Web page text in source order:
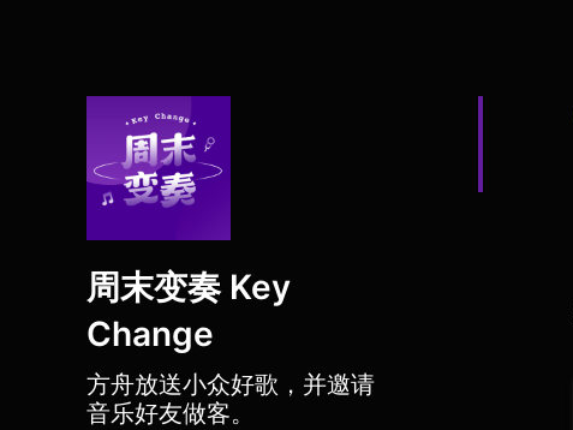
周末变奏 Key
Change
方舟放送小众好歌，并邀请
音乐好友做客。